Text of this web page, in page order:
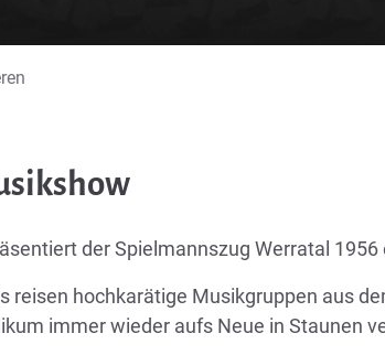
der Spielmannszug Werratal
reisen hochkarätige Musikgruppen aus
immer wieder aufs Neue in Staunen